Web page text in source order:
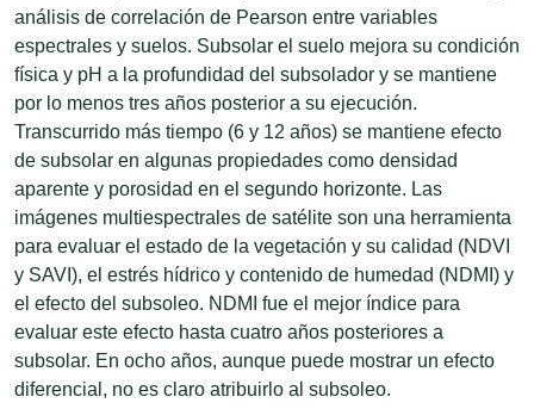
análisis de correlación de Pearson entre variables
espectrales y suelos. Subsolar el suelo mejora su condición
física y pH a la profundidad del subsolador y se mantiene
por lo menos tres años posterior a su ejecución.
Transcurrido más tiempo (6 y 12 años) se mantiene efecto
de subsolar en algunas propiedades como densidad
aparente y porosidad en el segundo horizonte. Las
imágenes multiespectrales de satélite son una herramienta
para evaluar el estado de la vegetación y su calidad (NDVI
y SAVI), el estrés hídrico y contenido de humedad (NDMI) y
el efecto del subsoleo. NDMI fue el mejor índice para
evaluar este efecto hasta cuatro años posteriores a
subsolar. En ocho años, aunque puede mostrar un efecto
diferencial, no es claro atribuirlo al subsoleo.